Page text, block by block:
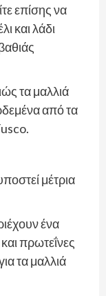
επίσης να
και λάδι
τα μαλλιά
από τα
μέτρια
ένα
πρωτεΐνες
τα μαλλιά